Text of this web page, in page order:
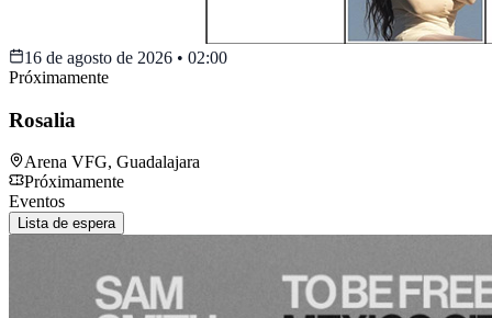
16 de agosto de 2026 • 02:00
Próximamente
Rosalia
Arena VFG, Guadalajara
Próximamente
Eventos
Lista de espera